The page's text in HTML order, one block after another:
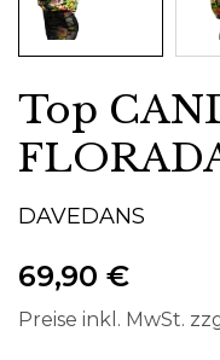
Top
DAVEDANS
69,90 €
Preise inkl. MwSt.